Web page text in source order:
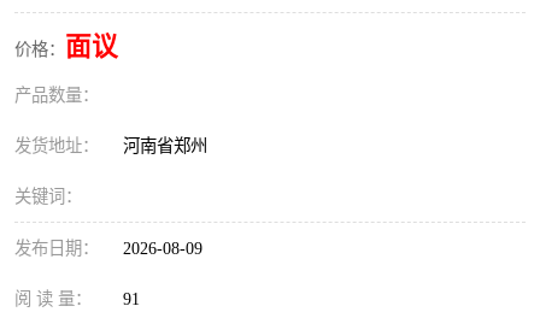
价格： 面议
产品数量：
发货地址： 河南省郑州
关键词：
发布日期： 2026-08-09
阅 读 量： 91